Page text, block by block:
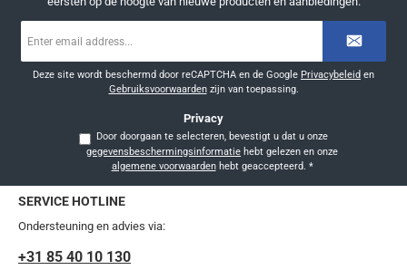
mailadres
Deze site wordt beschermd door reCAPTCHA en de Google Privacybeleid en
Gebruiksvoorwaardenzijn van toepassing.
Privacy
Door doorgaan te selecteren, bevestigt u dat u onze
gegevensbeschermingsinformatie
algemene voorwaardenhebt geaccepteerd. *
SERVICE HOTLINE
Ondersteuning en advies via:
+31 85 40 10 130